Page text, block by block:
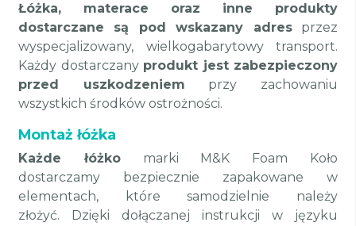
Łóżka, materace oraz inne produkty
dostarczane są pod wskazany adresprzez
wyspecjalizowany, wielkogabarytowy transport.
Każdy dostarczany produkt jest zabezpieczony
przed uszkodzeniem przy zachowaniu
wszystkich środków ostrożności.
Montaż łóżka
Każde łóżkomarki M&K Foam Koło
dostarczamy bezpiecznie zapakowane w
elementach, które samodzielnie należy
złożyć. Dzięki dołączanej instrukcji w języku